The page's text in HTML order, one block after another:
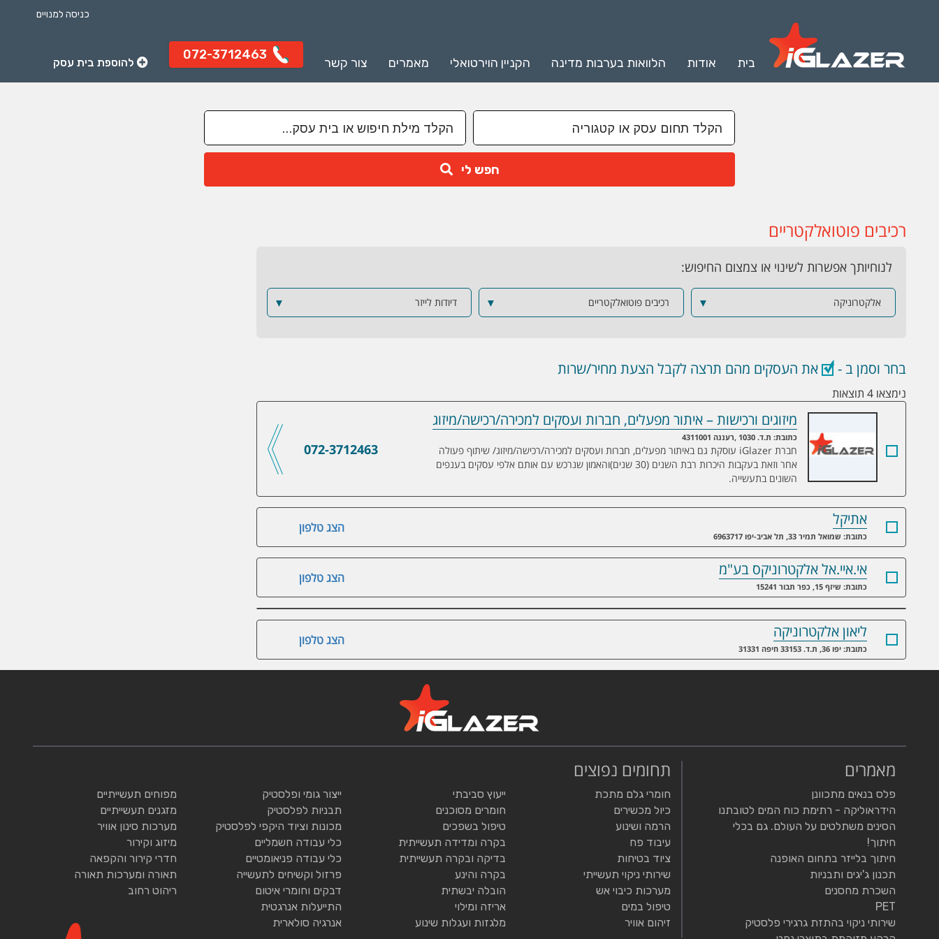
כניסה למנויים
בית אודות הלוואות בערבות מדינה הקניין הוירטואלי מאמרים צור קשר
072-3712463
להוספת בית עסק
חפש לי
רכיבים פוטואלקטריים
לנוחיותך אפשרות לשינוי או צמצום החיפוש:
אלקטרוניקה ▼ רכיבים פוטואלקטריים ▼ דיודות לייזר ▼
בחר וסמן ב - את העסקים מהם תרצה לקבל הצעת מחיר/שרות
נימצאו 4 תוצאות
מיזוגים ורכישות – איתור מפעלים, חברות ועסקים למכירה/רכישה/מיזוג
072-3712463
מיזוגים ורכישות – איתור מפעלים, חברות ועסקים למכירה/רכישה/מיזוג
כתובת: ת.ד. 1030 ,רעננה 4311001
חברת iGlazer עוסקת גם באיתור מפעלים, חברות ועסקים למכירה/רכישה/מיזוג/ שיתוף פעולה
אחר וזאת בעקבות היכרות רבת השנים (30 שנים)והאמון שנרכש עם אותם אלפי עסקים בענפים
השונים בתעשייה.
הצג טלפון אתיקל
כתובת: שמואל תמיר 33, תל אביב-יפו 6963717
הצג טלפון אי.איי.אל אלקטרוניקס בע"מ
כתובת: שיזף 15, כפר תבור 15241
הצג טלפון ליאון אלקטרוניקה
כתובת: יפו 36, ת.ד. 33153 חיפה 31331
מאמרים
פלס בנאים מתכוונן
הידראוליקה - רתימת כוח המים לטובתנו
הסינים משתלטים על העולם. גם בכלי
חיתוך!
חיתוך בלייזר בתחום האופנה
תכנון ג'יגים ותבניות
השכרת מחסנים
PET
שירותי ניקוי בהתזת גרגירי פלסטיק
תחומים נפוצים
חומרי גלם מתכת
כיול מכשירים
הרמה ושינוע
עיבוד פח
ציוד בטיחות
שירותי ניקוי תעשייתי
מערכות כיבוי אש
טיפול במים
זיהום אוויר
ייעוץ סביבתי
חומרים מסוכנים
טיפול בשפכים
בקרה ומדידה תעשייתית
בדיקה ובקרה תעשייתית
בקרה והינע
הובלה יבשתית
אריזה ומילוי
מלגזות ועגלות שינוע
ייצור גומי ופלסטיק
תבניות לפלסטיק
מכונות וציוד היקפי לפלסטיק
כלי עבודה חשמליים
כלי עבודה פניאומטיים
פרזול וקשיחים לתעשייה
דבקים וחומרי איטום
התייעלות אנרגטית
אנרגיה סולארית
מפוחים תעשייתיים
מזגנים תעשייתיים
מערכות סינון אוויר
מיזוג וקירור
חדרי קירור והקפאה
תאורה ומערכות תאורה
ריהוט רחוב